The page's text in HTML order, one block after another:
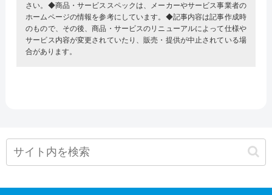
さい。◆商品・サービススペックは、メーカーやサービス事業者の
ホームページの情報を参考にしています。◆記事内容は記事作成時
のもので、その後、商品・サービスのリニューアルによって仕様や
サービス内容が変更されていたり、販売・提供が中止されている場
合があります。